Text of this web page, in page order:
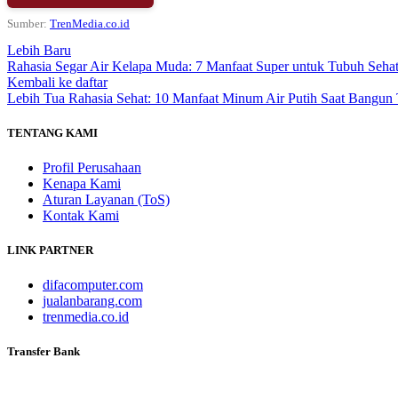
Sumber: TrenMedia.co.id
Lebih Baru
Rahasia Segar Air Kelapa Muda: 7 Manfaat Super untuk Tubuh Sehat
Kembali ke daftar
Lebih Tua Rahasia Sehat: 10 Manfaat Minum Air Putih Saat Bangun
TENTANG KAMI
Profil Perusahaan
Kenapa Kami
Aturan Layanan (ToS)
Kontak Kami
LINK PARTNER
difacomputer.com
jualanbarang.com
trenmedia.co.id
Transfer Bank